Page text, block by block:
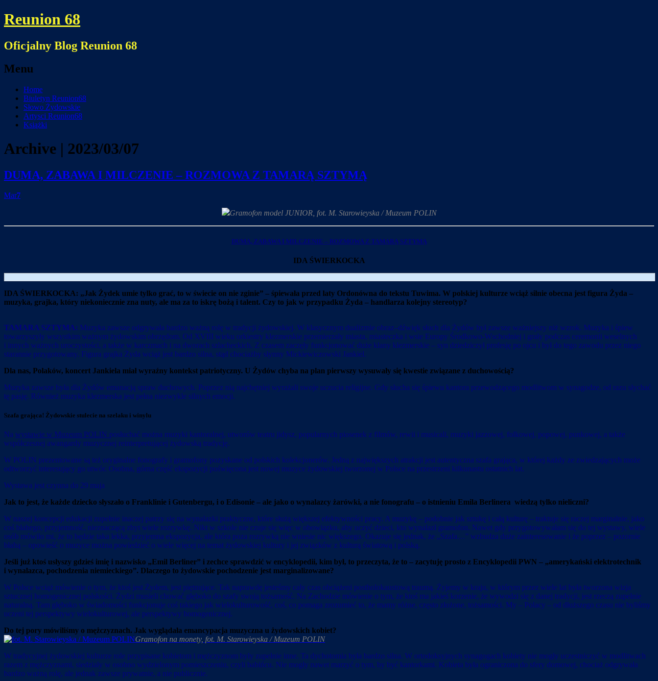
Reunion 68
Oficjalny Blog Reunion 68
Menu
Skip
content
Home
Biuletyn Reunion68
Słowo Żydowskie
Artysci Reunion68
Książki
Archive | 2023/03/07
DUMA, ZABAWA I MILCZENIE – ROZMOWA Z TAMARĄ SZTYMĄ
Mar7
Gramofon model JUNIOR, fot. M. Starowieyska / Muzeum POLIN
DUMA, ZABAWA I MILCZENIE – ROZMOWA Z TAMARĄ SZTYMĄ
IDA ŚWIERKOCKA
IDA ŚWIERKOCKA: „Jak Żydek umie tylko grać, to w świecie on nie zginie” – śpiewała przed laty Ordonówna do tekstu Tuwima. W polskiej kulturze wciąż silnie obecna jest figura Żyda –
muzyka, grajka, który niekoniecznie zna nuty, ale ma za to iskrę bożą i talent. Czy to jak w przypadku Żyda – handlarza kolejny stereotyp?
TAMARA SZTYMA: Muzyka zawsze odgrywała bardzo ważną rolę w tradycji żydowskiej. W klasycznym dualizmie obraz–dźwięk słuch dla Żydów był zawsze ważniejszy niż wzrok. Muzyka i śpiew
towarzyszyły wszystkim ważnym żydowskim obrzędom. Od XVIII wieku orkiestry klezmerskie przemierzały miasta, miasteczka i wsie Europy Środkowo-Wschodniej i grały podczas ceremonii weselnych
i innych ważnych uroczystości, a także w karczmach i na dworach szlacheckich. Z czasem zaczęły funkcjonować duże klany klezmerskie – syn dziedziczył profesję po ojcu i był do tego zawodu przez niego
starannie przygotowany. Figura grajka Żyda wciąż jest bardzo silna, stąd chociażby słynny Mickiewiczowski Jankiel.
Dla nas, Polaków, koncert Jankiela miał wyraźny kontekst patriotyczny. U Żydów chyba na plan pierwszy wysuwały się kwestie związane z duchowością?
Muzyka zawsze była dla Żydów emanacją spraw duchowych. Poprzez nią najchętniej wyrażali swoje uczucia religijne. Gdy słucha się śpiewu kantora przewodzącego modlitwom w synagodze, od razu słychać
tę pasję. Również muzyka klezmerska jest pełna niezwykle silnych emocji.
Szafa grająca! Żydowskie stulecie na szelaku i winylu
Na wystawie w Muzeum POLIN posłuchać można muzyki kantoralnej, utworów teatru jidysz, popularnych piosenek z filmów, rewii i musicali, muzyki jazzowej, folkowej, popowej, punkowej, a także
współczesnej awangardy muzycznej reinterpretującej żydowską tradycję.
W POLIN prezentowane są też oryginalne fonografy i gramofony pozyskane od polskich kolekcjonerów. Jedną z największych atrakcji jest autentyczna szafa grająca, w której każdy ze zwiedzających może
odtworzyć interesujący go utwór. Osobna, górna część ekspozycji poświęcona jest nowej muzyce żydowskiej tworzonej w Polsce na przestrzeni kilkunastu ostatnich lat.
Wystawa jest czynna do 29 maja
Jak to jest, że każde dziecko słyszało o Franklinie i Gutenbergu, i o Edisonie – ale jako o wynalazcy żarówki, a nie fonografu – o istnieniu Emila Berlinera wiedzą tylko nieliczni?
W naszej koncepcji edukacji zupełnie inaczej patrzy się na wynalazki praktyczne, które służą większej efektywności pracy. A muzykę – podobnie jak sztukę i całą kulturę – traktuje się raczej marginalnie, jako
coś błahego, przyjemność, nieznaczącą zbyt wiele rozrywkę. Nikt w szkole nie czuje się więc w obowiązku, aby uczyć dzieci, kto wynalazł gramofon. Nawet gdy przygotowywałam się do tej wystawy, wiele
osób mówiło mi, że to będzie taka lekka, przyjemna ekspozycja, ale która poza rozrywką nie wniesie nic większego. Okazuje się jednak, że „Szafa…” wzbudza duże zainteresowanie i że poprzez – pozornie
błahą – opowieść o muzyce można powiedzieć o wiele więcej na temat żydowskiej kultury i jej związków z kulturą światową i polską.
Jeśli już ktoś usłyszy gdzieś imię i nazwisko „Emil Berliner” i zechce sprawdzić w encyklopedii, kim był, to przeczyta, że to – zacytuję prosto z Encyklopedii PWN – „amerykański elektrotechnik
i wynalazca, pochodzenia niemieckiego”. Dlaczego to żydowskie pochodzenie jest marginalizowane?
W Polsce wciąż mówienie o tym, że ktoś jest Żydem, jest piętnujące. Tak naprawdę jesteśmy cały czas obciążeni postholokaustową traumą. Żyjemy w kraju, w którym przez wiele lat była tworzona wizja
sztucznej homogenicznej polskości. Żydzi musieli chować głęboko do szafy swoją tożsamość. Na Zachodzie mówienie o tym, że ktoś ma jakieś korzenie, że wywodzi się z danej tradycji, jest rzeczą zupełnie
naturalną. Tam głęboko w świadomości funkcjonuje coś takiego jak wielokulturowość, coś, co pomaga zrozumieć to, że mamy różne, często złożone, tożsamości. My – Polacy – od dłuższego czasu nie byliśmy
uczeni tej perspektywy wielokulturowej, ale perspektywy homogenicznej.
Do tej pory mówiliśmy o mężczyznach. Jak wyglądała emancypacja muzyczna u żydowskich kobiet?
Gramofon na monety, fot. M. Starowieyska / Muzeum POLIN
W tradycyjnej żydowskiej kulturze role przypisane kobietom i mężczyznom były zupełnie inne. Ta dychotomia była bardzo silna. W ortodoksyjnych synagogach kobiety nie mogły uczestniczyć w modlitwach
razem z mężczyznami, siedziały w osobno wydzielonym pomieszczeniu, czyli babińcu. Nie mogły nawet marzyć o tym, by być kantorkami. Kobieta była ograniczona do sfery domowej, chociaż odgrywała
bardzo ważną rolę, ale jednak zawsze prywatnie, a nie publicznie.